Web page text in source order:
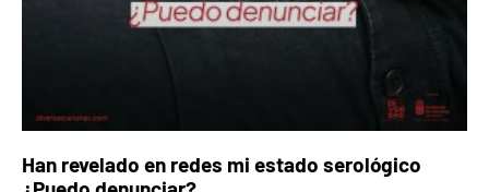
Han revelado en redes mi estado serológico